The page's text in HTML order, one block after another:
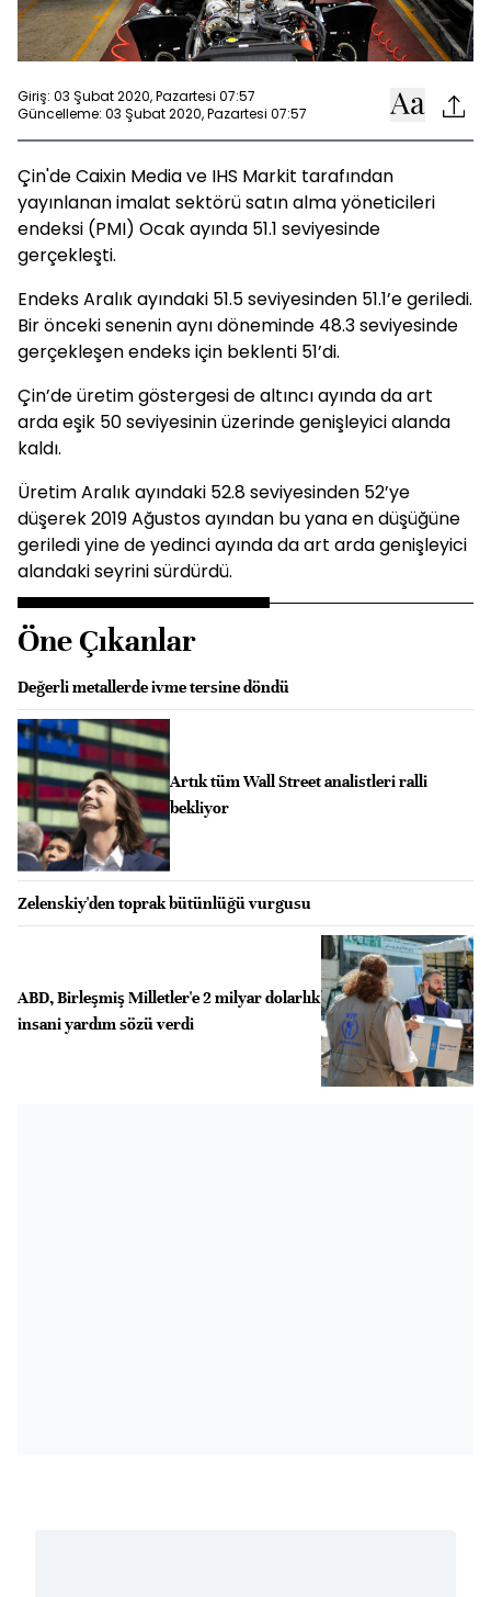
Giriş: 03 Şubat 2020, Pazartesi 07:57
Güncelleme: 03 Şubat 2020, Pazartesi 07:57
Çin'de Caixin Media ve IHS Markit tarafından
yayınlanan imalat sektörü satın alma yöneticileri
endeksi (PMI) Ocak ayında 51.1 seviyesinde
gerçekleşti.
Endeks Aralık ayındaki 51.5 seviyesinden 51.1’e geriledi.
Bir önceki senenin aynı döneminde 48.3 seviyesinde
gerçekleşen endeks için beklenti 51’di.
Çin’de üretim göstergesi de altıncı ayında da art
arda eşik 50 seviyesinin üzerinde genişleyici alanda
kaldı.
Üretim Aralık ayındaki 52.8 seviyesinden 52’ye
düşerek 2019 Ağustos ayından bu yana en düşüğüne
geriledi yine de yedinci ayında da art arda genişleyici
alandaki seyrini sürdürdü.
Öne Çıkanlar
Değerli metallerde ivme tersine döndü
Artık tüm Wall Street analistleri ralli
bekliyor
Zelenskiy'den toprak bütünlüğü vurgusu
ABD, Birleşmiş Milletler'e 2 milyar dolarlık
insani yardım sözü verdi